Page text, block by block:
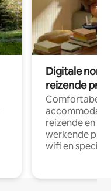
Digitale
reizende
Comfortabele
reizende en
werkende
wifi en